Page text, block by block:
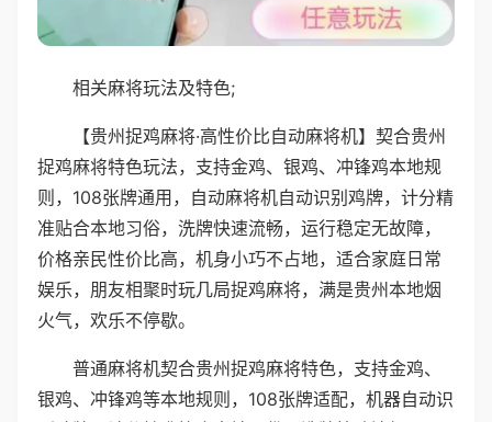
相关麻将玩法及特色;
【贵州捉鸡麻将·高性价比自动麻将机】契合贵州
捉鸡麻将特色玩法，支持金鸡、银鸡、冲锋鸡本地规
则，108张牌通用，自动麻将机自动识别鸡牌，计分精
准贴合本地习俗，洗牌快速流畅，运行稳定无故障，
价格亲民性价比高，机身小巧不占地，适合家庭日常
娱乐，朋友相聚时玩几局捉鸡麻将，满是贵州本地烟
火气，欢乐不停歇。
普通麻将机契合贵州捉鸡麻将特色，支持金鸡、
银鸡、冲锋鸡等本地规则，108张牌适配，机器自动识